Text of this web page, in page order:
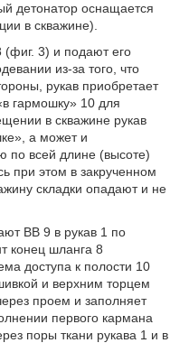
детонатор оснащается
в скважине).
(фиг. 3) и подают его
из-за того, что
рукав приобретает
гармошку» 10 для
в скважине рукав
а может и
по всей длине (высоте)
при этом в закрученном
складки опадают и не
ВВ 9 в рукав 1 по
конец шланга 8
доступа к полости 10
и верхним торцем
проем и заполняет
первого кармана
поры ткани рукава 1 и в